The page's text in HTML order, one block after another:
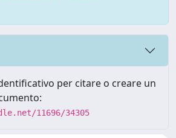
per citare o creare un
11696/34305